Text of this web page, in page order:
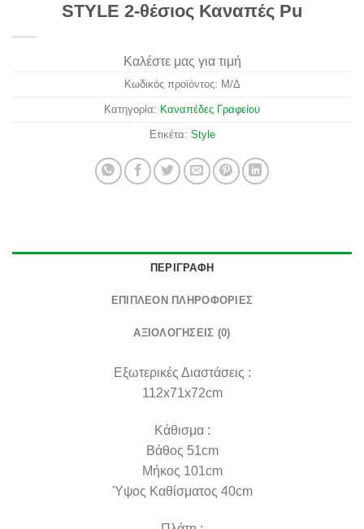
STYLE 2-θέσιος Καναπές Pu
Καλέστε μας για τιμή
Κωδικός προϊόντος: Μ/Δ
Κατηγορία: Καναπέδες Γραφείου
Ετικέτα: Style
ΠΕΡΙΓΡΑΦΉ
ΕΠΙΠΛΈΟΝ ΠΛΗΡΟΦΟΡΊΕΣ
ΑΞΙΟΛΟΓΉΣΕΙΣ (0)
Εξωτερικές Διαστάσεις :
112x71x72cm
Κάθισμα :
Βάθος 51cm
Μήκος 101cm
Ύψος Καθίσματος 40cm